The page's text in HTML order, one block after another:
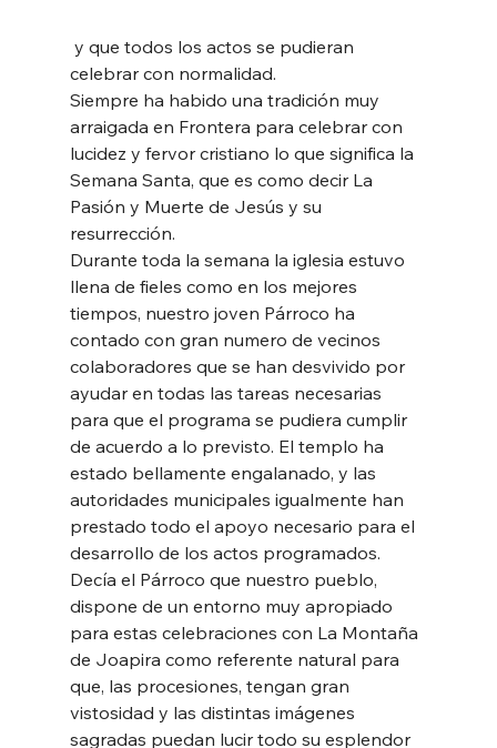
celebrar con normalidad.
Siempre ha habido una tradición muy
arraigada en Frontera para celebrar con
lucidez y fervor cristiano lo que significa la
Semana Santa, que es como decir La
Pasión y Muerte de Jesús y su
resurrección.
Durante toda la semana la iglesia estuvo
llena de fieles como en los mejores
tiempos, nuestro joven Párroco ha
contado con gran numero de vecinos
colaboradores que se han desvivido por
ayudar en todas las tareas necesarias
para que el programa se pudiera cumplir
de acuerdo a lo previsto. El templo ha
estado bellamente engalanado, y las
autoridades municipales igualmente han
prestado todo el apoyo necesario para el
desarrollo de los actos programados.
Decía el Párroco que nuestro pueblo,
dispone de un entorno muy apropiado
para estas celebraciones con La Montaña
de Joapira como referente natural para
que, las procesiones, tengan gran
vistosidad y las distintas imágenes
sagradas puedan lucir todo su esplendor